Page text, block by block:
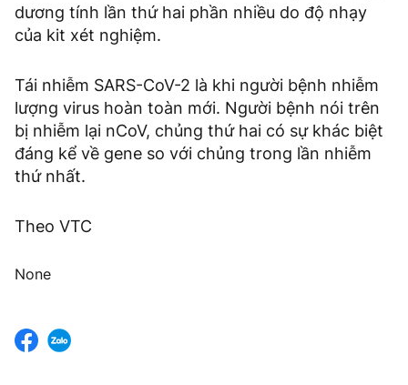
dương tính lần thứ hai phần nhiều do độ nhạy
của kit xét nghiệm.
Tái nhiễm SARS-CoV-2 là khi người bệnh nhiễm
lượng virus hoàn toàn mới. Người bệnh nói trên
bị nhiễm lại nCoV, chủng thứ hai có sự khác biệt
đáng kể về gene so với chủng trong lần nhiễm
thứ nhất.
Theo VTC
None